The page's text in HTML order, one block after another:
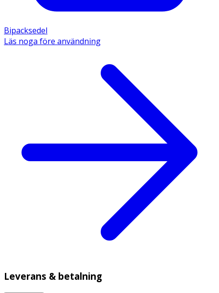
Bipacksedel
Läs noga före användning
Leverans & betalning